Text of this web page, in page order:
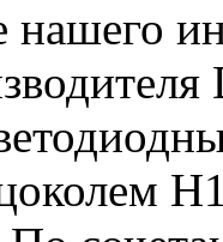
нашего